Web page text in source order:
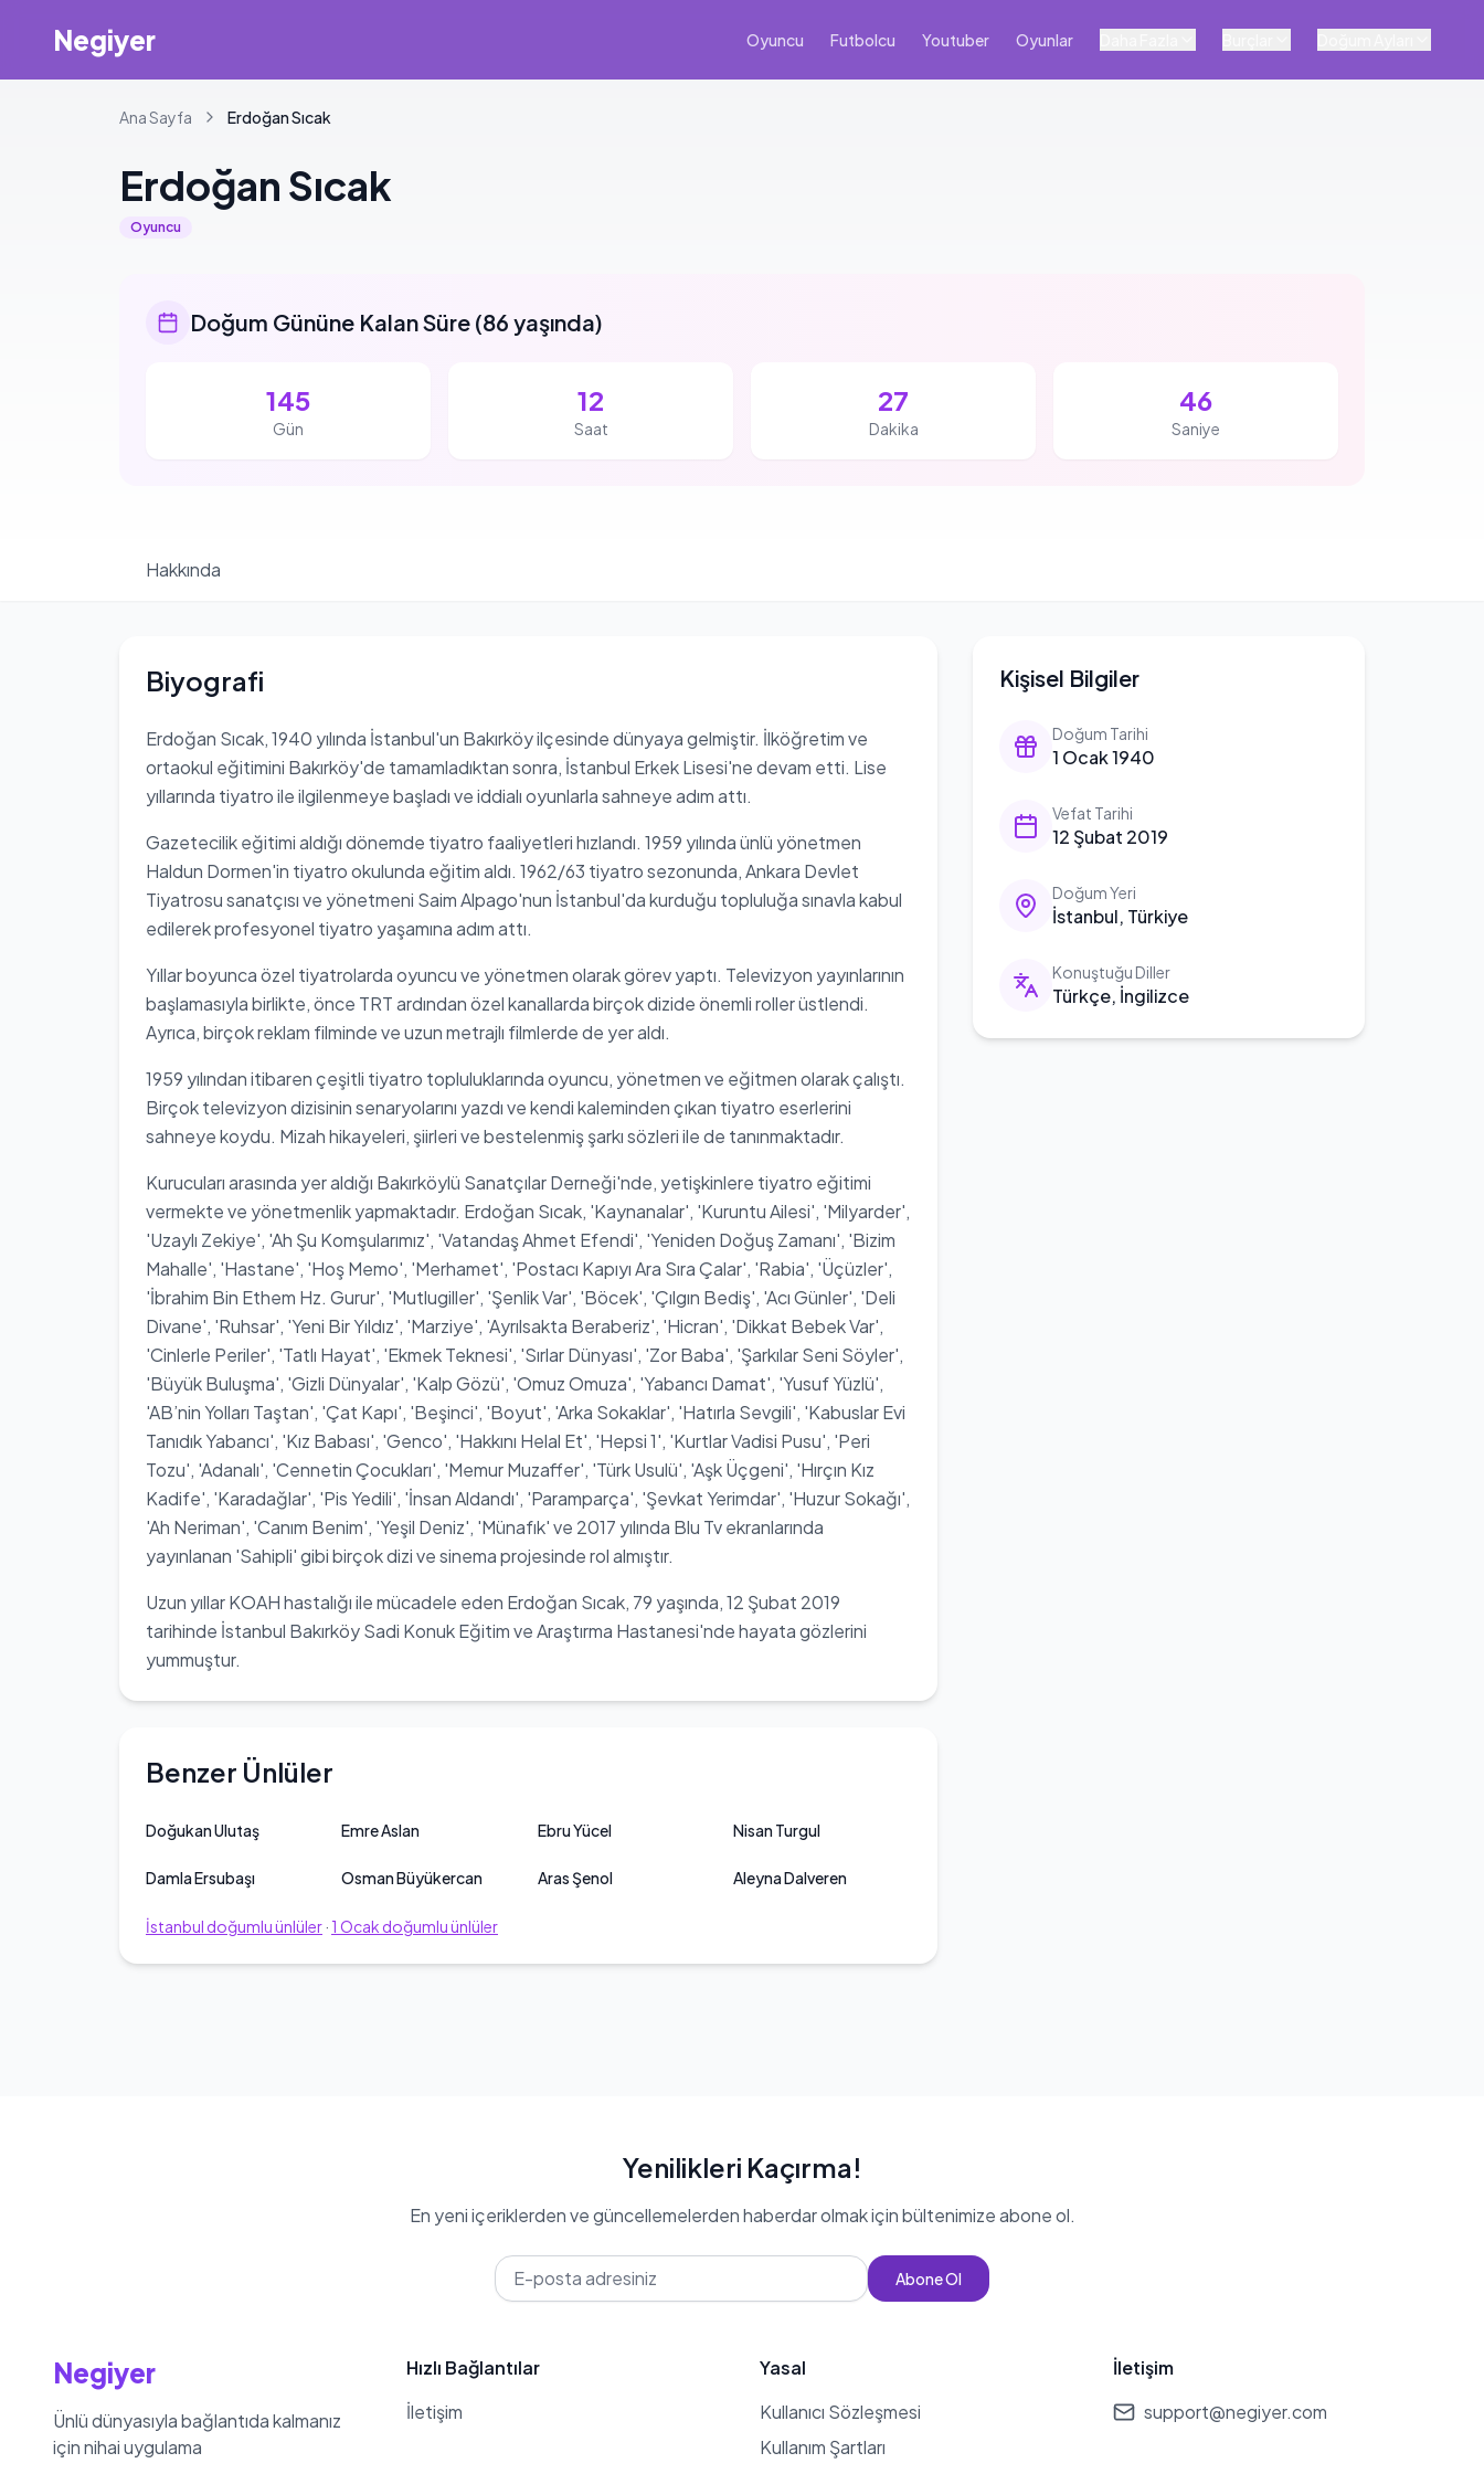
Negiyer Oyuncu Futbolcu Youtuber Oyunlar
Ana Sayfa ErdoğanSıcak
Erdoğan Sıcak
Oyuncu
Doğum Gününe Kalan Süre (86 yaşında)
145
Gün
12
Saat
27
Dakika
45
Saniye
Hakkında
Kişisel Bilgiler
Doğum Tarihi
1 Ocak 1940
Vefat Tarihi
12 Şubat 2019
Doğum Yeri
İstanbul, Türkiye
Konuştuğu Diller
Türkçe, İngilizce
Biyografi
Erdoğan Sıcak, 1940 yılında İstanbul'un Bakırköy ilçesinde dünyaya gelmiştir. İlköğretim ve
ortaokul eğitimini Bakırköy'de tamamladıktan sonra, İstanbul Erkek Lisesi'ne devam etti. Lise
yıllarında tiyatro ile ilgilenmeye başladı ve iddialı oyunlarla sahneye adım attı.
Gazetecilik eğitimi aldığı dönemde tiyatro faaliyetleri hızlandı. 1959 yılında ünlü yönetmen
Haldun Dormen'in tiyatro okulunda eğitim aldı. 1962/63 tiyatro sezonunda, Ankara Devlet
Tiyatrosu sanatçısı ve yönetmeni Saim Alpago'nun İstanbul'da kurduğu topluluğa sınavla kabul
edilerek profesyonel tiyatro yaşamına adım attı.
Yıllar boyunca özel tiyatrolarda oyuncu ve yönetmen olarak görev yaptı. Televizyon yayınlarının
başlamasıyla birlikte, önce TRT ardından özel kanallarda birçok dizide önemli roller üstlendi.
Ayrıca, birçok reklam filminde ve uzun metrajlı filmlerde de yer aldı.
1959 yılından itibaren çeşitli tiyatro topluluklarında oyuncu, yönetmen ve eğitmen olarak çalıştı.
Birçok televizyon dizisinin senaryolarını yazdı ve kendi kaleminden çıkan tiyatro eserlerini
sahneye koydu. Mizah hikayeleri, şiirleri ve bestelenmiş şarkı sözleri ile de tanınmaktadır.
Kurucuları arasında yer aldığı Bakırköylü Sanatçılar Derneği'nde, yetişkinlere tiyatro eğitimi
vermekte ve yönetmenlik yapmaktadır. Erdoğan Sıcak, 'Kaynanalar', 'Kuruntu Ailesi', 'Milyarder',
'Uzaylı Zekiye', 'Ah Şu Komşularımız', 'Vatandaş Ahmet Efendi', 'Yeniden Doğuş Zamanı', 'Bizim
Mahalle', 'Hastane', 'Hoş Memo', 'Merhamet', 'Postacı Kapıyı Ara Sıra Çalar', 'Rabia', 'Üçüzler',
'İbrahim Bin Ethem Hz. Gurur', 'Mutlugiller', 'Şenlik Var', 'Böcek', 'Çılgın Bediş', 'Acı Günler', 'Deli
Divane', 'Ruhsar', 'Yeni Bir Yıldız', 'Marziye', 'Ayrılsakta Beraberiz', 'Hicran', 'Dikkat Bebek Var',
'Cinlerle Periler', 'Tatlı Hayat', 'Ekmek Teknesi', 'Sırlar Dünyası', 'Zor Baba', 'Şarkılar Seni Söyler',
'Büyük Buluşma', 'Gizli Dünyalar', 'Kalp Gözü', 'Omuz Omuza', 'Yabancı Damat', 'Yusuf Yüzlü',
'AB’nin Yolları Taştan', 'Çat Kapı', 'Beşinci', 'Boyut', 'Arka Sokaklar', 'Hatırla Sevgili', 'Kabuslar Evi
Tanıdık Yabancı', 'Kız Babası', 'Genco', 'Hakkını Helal Et', 'Hepsi 1', 'Kurtlar Vadisi Pusu', 'Peri
Tozu', 'Adanalı', 'Cennetin Çocukları', 'Memur Muzaffer', 'Türk Usulü', 'Aşk Üçgeni', 'Hırçın Kız
Kadife', 'Karadağlar', 'Pis Yedili', 'İnsan Aldandı', 'Paramparça', 'Şevkat Yerimdar', 'Huzur Sokağı',
'Ah Neriman', 'Canım Benim', 'Yeşil Deniz', 'Münafık' ve 2017 yılında Blu Tv ekranlarında
yayınlanan 'Sahipli' gibi birçok dizi ve sinema projesinde rol almıştır.
Uzun yıllar KOAH hastalığı ile mücadele eden Erdoğan Sıcak, 79 yaşında, 12 Şubat 2019
tarihinde İstanbul Bakırköy Sadi Konuk Eğitim ve Araştırma Hastanesi'nde hayata gözlerini
yummuştur.
Benzer Ünlüler
Doğukan Ulutaş Emre Aslan Ebru Yücel Nisan Turgul
Damla Ersubaşı Osman Büyükercan Aras Şenol Aleyna Dalveren
İstanbul doğumlu ünlüler· 1 Ocak doğumlu ünlüler
Yenilikleri Kaçırma!
En yeni içeriklerden ve güncellemelerden haberdar olmak için bültenimize abone ol.
Abone Ol
Negiyer
Ünlü dünyasıyla bağlantıda kalmanız
için nihai uygulama
Hızlı Bağlantılar
İletişim
Yasal
Kullanıcı Sözleşmesi
Kullanım Şartları
İletişim
support@negiyer.com